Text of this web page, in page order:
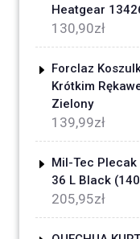
Heatgear
130,90zł
Forclaz
Krótkim
Zielony
139,99zł
Mil-Tec Plecak
36 L Black
205,95zł